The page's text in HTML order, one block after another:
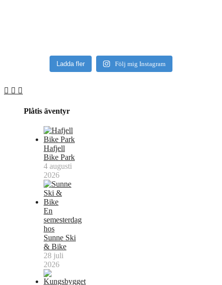
Ladda fler Följ mig Instagram
Plåtis äventyr
Hafjell
Bike Park
4 augusti
2026
En
semesterdag
hos
Sunne Ski
& Bike
28 juli
2026